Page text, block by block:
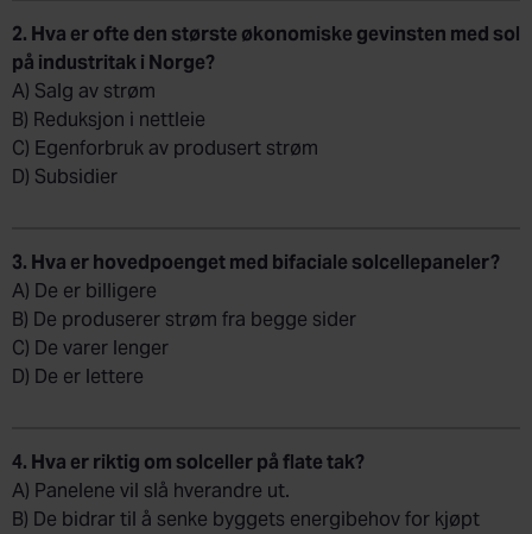
2. Hva er ofte den største økonomiske gevinsten med sol
på industritak i Norge?
A) Salg av strøm
B) Reduksjon i nettleie
C) Egenforbruk av produsert strøm
D) Subsidier
3. Hva er hovedpoenget med bifaciale solcellepaneler?
A) De er billigere
B) De produserer strøm fra begge sider
C) De varer lenger
D) De er lettere
4. Hva er riktig om solceller på flate tak?
A) Panelene vil slå hverandre ut.
B) De bidrar til å senke byggets energibehov for kjøpt